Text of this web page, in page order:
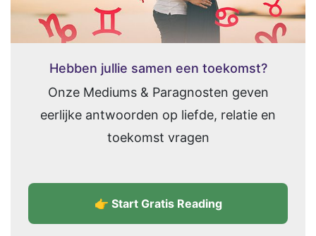
Hebben jullie samen een toekomst?
Onze Mediums & Paragnosten geven
eerlijke antwoorden op liefde, relatie en
toekomst vragen
👉 Start Gratis Reading